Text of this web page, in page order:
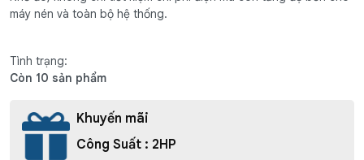
máy nén và toàn bộ hệ thống.
Tình trạng:
Còn 10 sản phẩm
Khuyến mãi
Công Suất : 2HP